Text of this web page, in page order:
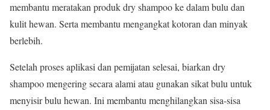
membantu meratakan produk dry shampoo ke dalam bulu dan
kulit hewan. Serta membantu mengangkat kotoran dan minyak
berlebih.
Setelah proses aplikasi dan pemijatan selesai, biarkan dry
shampoo mengering secara alami atau gunakan sikat bulu untuk
menyisir bulu hewan. Ini membantu menghilangkan sisa-sisa